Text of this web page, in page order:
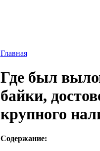
Главная
Где был
байки,
крупного
Содержание: